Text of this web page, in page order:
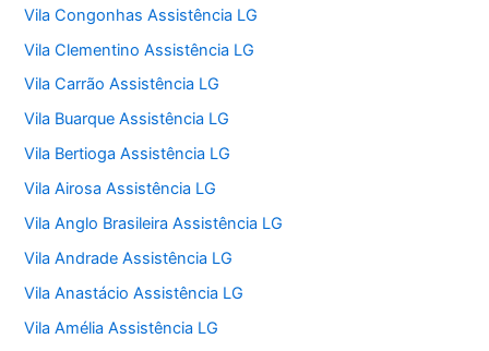
Vila Congonhas Assistência LG
Vila Clementino Assistência LG
Vila Carrão Assistência LG
Vila Buarque Assistência LG
Vila Bertioga Assistência LG
Vila Airosa Assistência LG
Vila Anglo Brasileira Assistência LG
Vila Andrade Assistência LG
Vila Anastácio Assistência LG
Vila Amélia Assistência LG